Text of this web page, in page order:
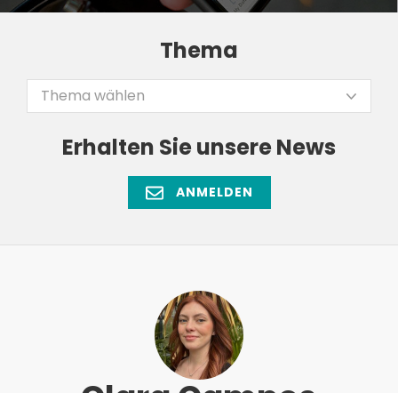
Thema
Thema wählen
Erhalten Sie unsere News
ANMELDEN